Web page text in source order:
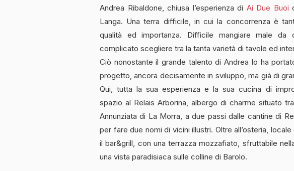
Andrea Ribaldone, chiusa l’esperienza di Ai Due Buoi
Langa. Una terra difficile, in cui la concorrenza è
qualità ed importanza. Difficile mangiare male da
complicato scegliere tra la tanta varietà di tavole ed
Ciò nonostante il grande talento di Andrea lo ha
progetto, ancora decisamente in sviluppo, ma già di
Qui, tutta la sua esperienza e la sua cucina di
spazio al Relais Arborina, albergo di charme situato
Annunziata di La Morra, a due passi dalle cantine di
per fare due nomi di vicini illustri. Oltre all’osteria,
il bar&grill, con una terrazza mozzafiato, sfruttabile
una vista paradisiaca sulle colline di Barolo.